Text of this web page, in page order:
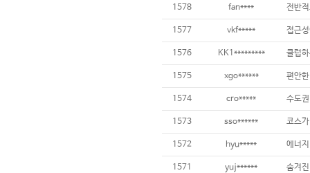
1578 fan****
1577 vkf*****
1576 KK1*********
1575 xgo****** 편안
1574 cro*****
1573 sso****** 코스
1572 hyu***** 에너
1571 yuj****** 숨겨